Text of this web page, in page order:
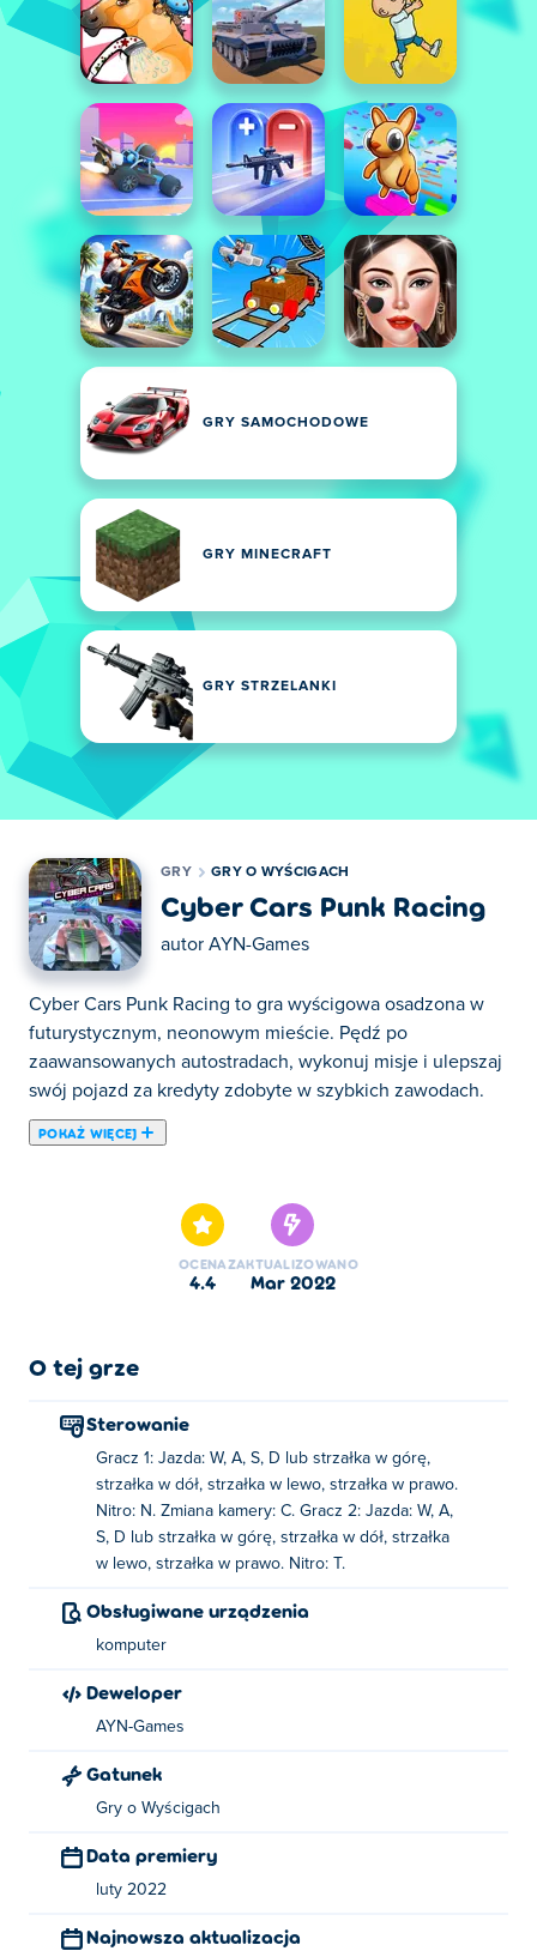
GRY SAMOCHODOWE
GRY MINECRAFT
GRY STRZELANKI
GRY GRY O WYŚCIGACH
Cyber Cars Punk Racing
autor AYN-Games
Cyber Cars Punk Racing to gra wyścigowa osadzona w
futurystycznym, neonowym mieście. Pędź po
zaawansowanych autostradach, wykonuj misje i ulepszaj
swój pojazd za kredyty zdobyte w szybkich zawodach.
POKAŻ WIĘCEJ
kategorii: Gry o Wyścigach.
OCENA
4.4
ZAKTUALIZOWANO
mar 2022
O tej grze
Sterowanie
Gracz 1: Jazda: W, A, S, D lub strzałka w górę,
strzałka w dół, strzałka w lewo, strzałka w prawo.
Nitro: N. Zmiana kamery: C. Gracz 2: Jazda: W, A,
S, D lub strzałka w górę, strzałka w dół, strzałka
w lewo, strzałka w prawo. Nitro: T.
Obsługiwane urządzenia
komputer
Deweloper
AYN-Games
Gatunek
Gry o Wyścigach
Data premiery
luty 2022
Najnowsza aktualizacja